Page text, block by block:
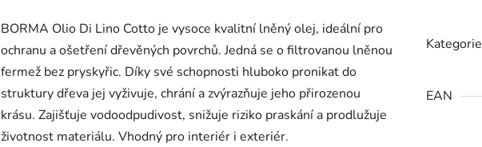
BORMA Olio Di Lino Cotto je vysoce kvalitní lněný olej, ideální pro
ochranu a ošetření dřevěných povrchů. Jedná se o filtrovanou lněnou
fermež bez pryskyřic. Díky své schopnosti hluboko pronikat do
struktury dřeva jej vyživuje, chrání a zvýrazňuje jeho přirozenou
krásu. Zajišťuje vodoodpudivost, snižuje riziko praskání a prodlužuje
životnost materiálu. Vhodný pro interiér i exteriér.
Kategorie
EAN